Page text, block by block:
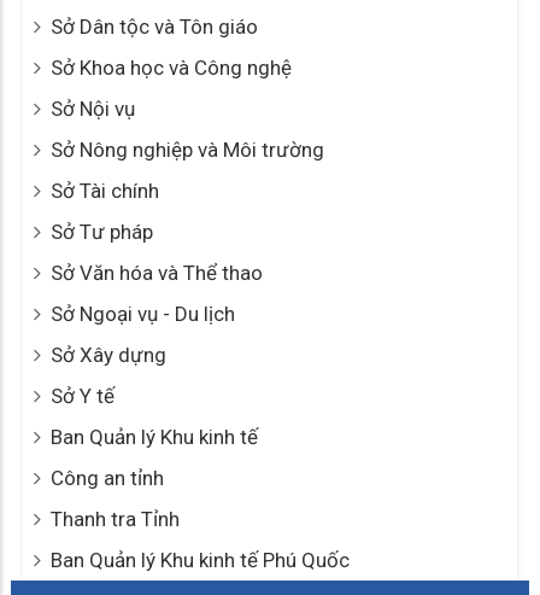
Sở Dân tộc và Tôn giáo
Sở Khoa học và Công nghệ
Sở Nội vụ
Sở Nông nghiệp và Môi trường
Sở Tài chính
Sở Tư pháp
Sở Văn hóa và Thể thao
Sở Ngoại vụ - Du lịch
Sở Xây dựng
Sở Y tế
Ban Quản lý Khu kinh tế
Công an tỉnh
Thanh tra Tỉnh
Ban Quản lý Khu kinh tế Phú Quốc